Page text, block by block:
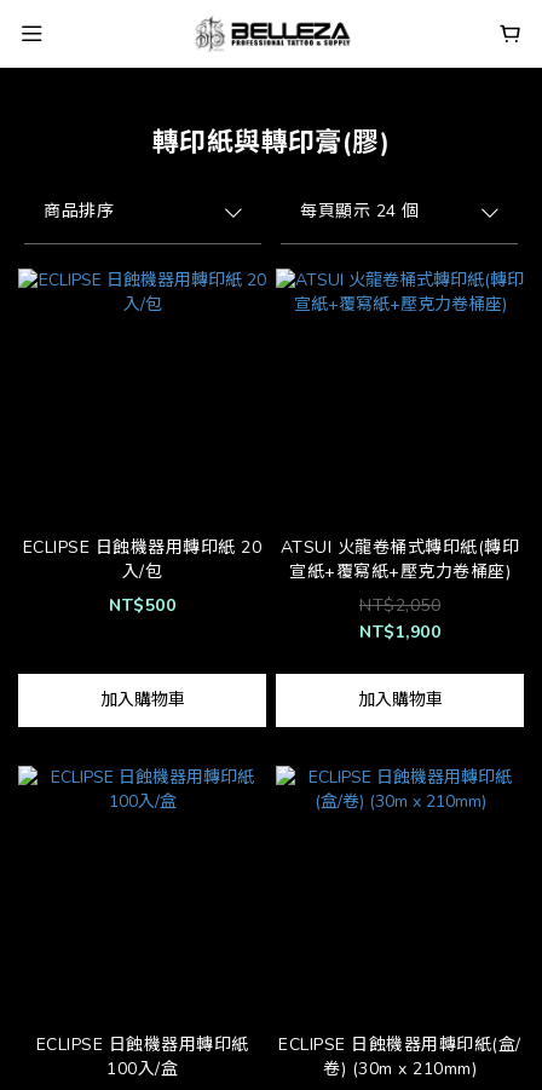
轉印紙與轉印膏(膠)
商品排序 每頁顯示 24 個
ECLIPSE 日蝕機器用轉印紙 20
入/包
NT$500
加入購物車
ATSUI 火龍卷桶式轉印紙(轉印
宣紙+覆寫紙+壓克力卷桶座)
NT$2,050
NT$1,900
加入購物車
ECLIPSE 日蝕機器用轉印紙
100入/盒
ECLIPSE 日蝕機器用轉印紙(盒/
卷) (30m x 210mm)